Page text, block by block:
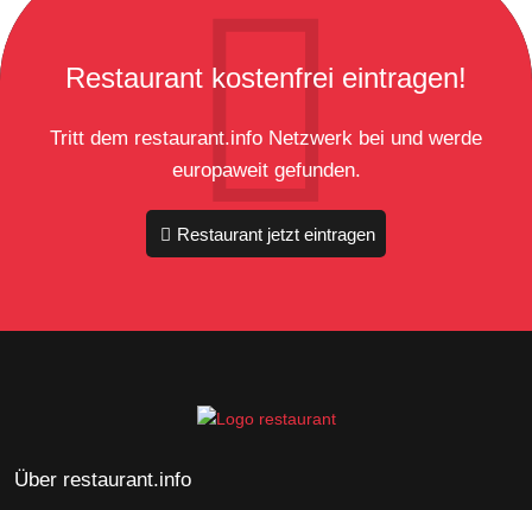
Restaurant kostenfrei eintragen!
Tritt dem restaurant.info Netzwerk bei und werde
europaweit gefunden.
Restaurant jetzt eintragen
Über restaurant.info